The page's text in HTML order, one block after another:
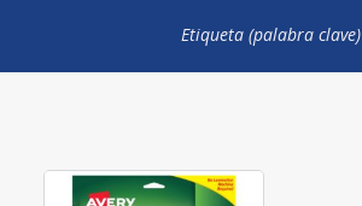
Etiqueta (palabra clave)